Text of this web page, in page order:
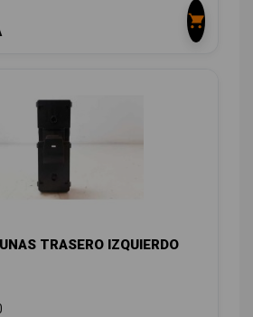
TRASERO IZQUIERDO